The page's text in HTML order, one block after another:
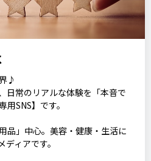
♪
日常のリアルな体験を「本音で
SNS】です。
品」中心。美容・健康・生活に
ィアです。